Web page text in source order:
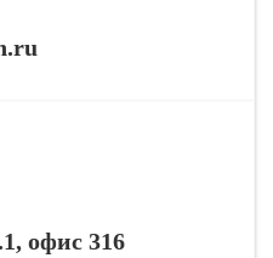
офис 316